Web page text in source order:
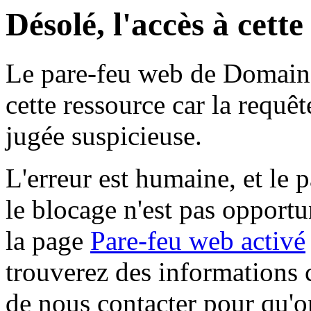
Désolé, l'accès à
Le pare-feu web de
cette ressource car la
jugée suspicieuse.
L'erreur est humaine, et le
le blocage n'est pas
la page Pare-feu web activé
trouverez des informations
de nous contacter pour